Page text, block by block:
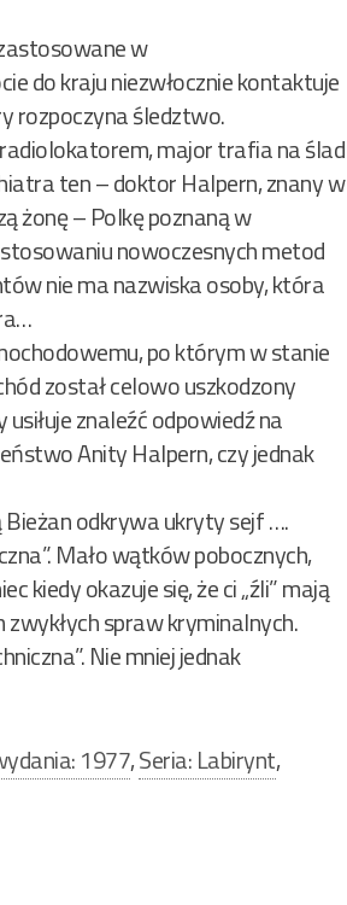
w
do kraju niezwłocznie kontaktuje
rozpoczyna śledztwo.
major trafia na ślad
ten – doktor Halpern, znany w
żonę – Polkę poznaną w
nowoczesnych metod
nie ma nazwiska osoby, która
po którym w stanie
został celowo uszkodzony
znaleźć odpowiedź na
Anity Halpern, czy jednak
odkrywa ukryty sejf ….
Mało wątków pobocznych,
kiedy okazuje się, że ci „źli” mają
spraw kryminalnych.
Nie mniej jednak
1977,Seria: Labirynt,